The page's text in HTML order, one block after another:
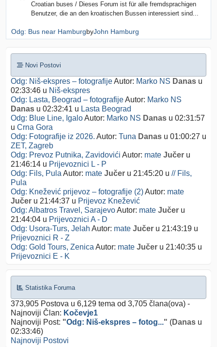
Croatian buses / Dieses Forum ist für alle fremdsprachigen
Benutzer, die an den kroatischen Bussen interessiert sind...
Odg: Bus near HamburgbyJohn Hamburg
Novi Postovi
Odg: Niš-ekspres – fotografijeAutor: Marko NS Danas u
02:33:46 u Niš-ekspres
Odg: Lasta, Beograd – fotografijeAutor: Marko NS
Danas u 02:32:41 u Lasta Beograd
Odg: Blue Line, IgaloAutor: Marko NS Danas u 02:31:57
u Crna Gora
Odg: Fotografije iz 2026. Autor: Tuna Danas u 01:00:27 u
ZET, Zagreb
Odg: Prevoz Putnika, Zavidovići Autor: mate Jučer u
21:46:14 u Prijevoznici L - P
Odg: Fils, Pula Autor: mate Jučer u 21:45:20 u // Fils,
Pula
Odg: Knežević prijevoz – fotografije (2)Autor: mate
Jučer u 21:44:37 u Prijevoz Knežević
Odg: Albatros Travel, SarajevoAutor: mate Jučer u
21:44:04 u Prijevoznici A - D
Odg: Usora-Turs, Jelah Autor: mate Jučer u 21:43:19 u
Prijevoznici R - Z
Odg: Gold Tours, Zenica Autor: mate Jučer u 21:40:35 u
Prijevoznici E - K
Statistika Foruma
373,905 Postova u 6,129 tema od 3,705 člana(ova) -
Najnoviji Član: Kočevje1
Najnoviji Post: "Odg: Niš-ekspres – fotog..." (Danas u
02:33:46)
Najnoviji Postovi